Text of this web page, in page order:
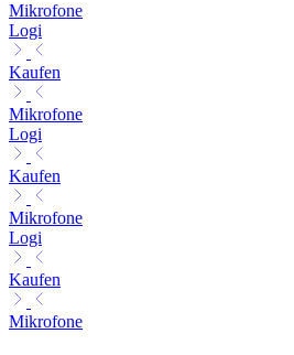
Mikrofone
Logi
Kaufen
Mikrofone
Logi
Kaufen
Mikrofone
Logi
Kaufen
Mikrofone